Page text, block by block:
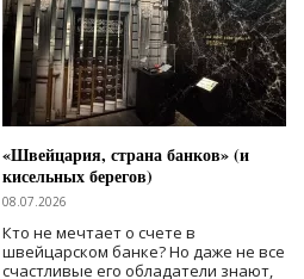
«Швейцария, страна банков» (и
кисельных берегов)
08.07.2026
Кто не мечтает о счете в
швейцарском банке? Но даже не все
счастливые его обладатели знают,